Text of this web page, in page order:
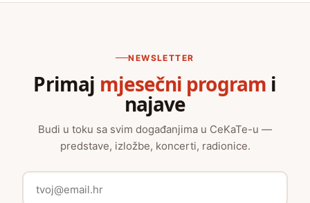
NEWSLETTER
Primaj mjesečni program i
najave
Budi u toku sa svim događanjima u CeKaTe-u —
predstave, izložbe, koncerti, radionice.